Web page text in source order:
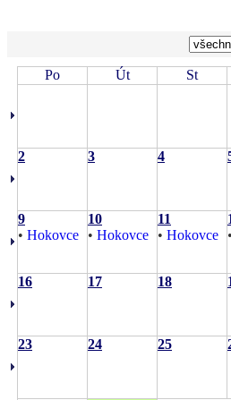
Po Út St
2 3 4
9
• Hokovce
10
• Hokovce
11
• Hokovce
•
16 17 18
23 24 25